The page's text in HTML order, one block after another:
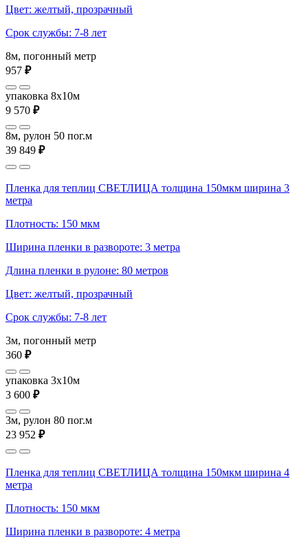
Цвет: желтый, прозрачный
Срок службы: 7-8 лет
8м, погонный метр
957 ₽
упаковка 8x10м
9 570 ₽
8м, рулон 50 пог.м
39 849 ₽
Пленка для теплиц СВЕТЛИЦА толщина 150мкм ширина 3
метра
Плотность: 150 мкм
Ширина пленки в развороте: 3 метра
Длина пленки в рулоне: 80 метров
Цвет: желтый, прозрачный
Срок службы: 7-8 лет
3м, погонный метр
360 ₽
упаковка 3x10м
3 600 ₽
3м, рулон 80 пог.м
23 952 ₽
Пленка для теплиц СВЕТЛИЦА толщина 150мкм ширина 4
метра
Плотность: 150 мкм
Ширина пленки в развороте: 4 метра